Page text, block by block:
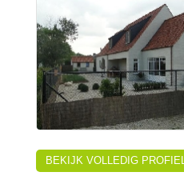
BEKIJK VOLLEDIG PROFIEL